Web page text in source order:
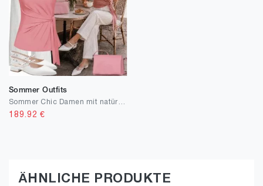
Sommer Outfits
Sommer Chic Damen mit natürlichen Tönen
189.92 €
ÄHNLICHE PRODUKTE